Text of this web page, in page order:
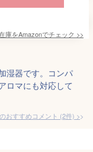
庫をAmazonでチェック >>
湿器です。コンパ
ロマにも対応して
おすすめコメント (2件) >